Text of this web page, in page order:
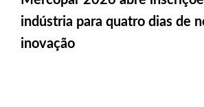
indústria para quatro dias de
inovação